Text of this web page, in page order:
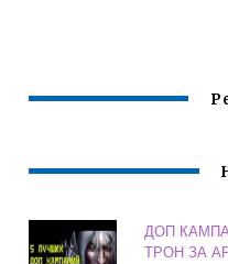
ДОП
ТРОН ЗА